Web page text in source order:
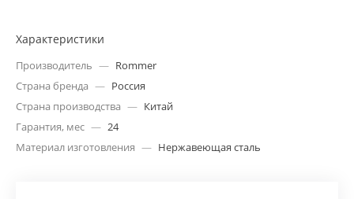
Характеристики
Производитель — Rommer
Страна бренда — Россия
Страна производства — Китай
Гарантия, мес — 24
Материал изготовления — Нержавеющая сталь